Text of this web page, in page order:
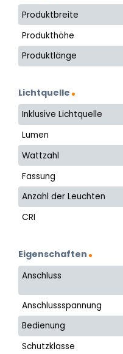
Produktbreite
Produkthöhe
Produktlänge
Lichtquelle
Inklusive Lichtquelle
Lumen
Wattzahl
Fassung
Anzahl der Leuchten
CRI
Eigenschaften
Anschluss
Anschlussspannung
Bedienung
Schutzklasse